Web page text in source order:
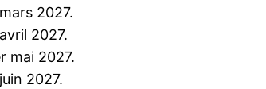
2027.
2027.
mai 2027.
2027.